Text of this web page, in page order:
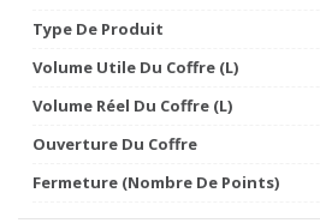
Type De Produit
Volume Utile Du Coffre (L)
Volume Réel Du Coffre (L)
Ouverture Du Coffre
Fermeture (nombre De Points)